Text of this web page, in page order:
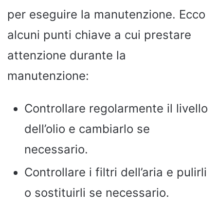
per eseguire la manutenzione. Ecco
alcuni punti chiave a cui prestare
attenzione durante la
manutenzione:
Controllare regolarmente il livello
dell’olio e cambiarlo se
necessario.
Controllare i filtri dell’aria e pulirli
o sostituirli se necessario.